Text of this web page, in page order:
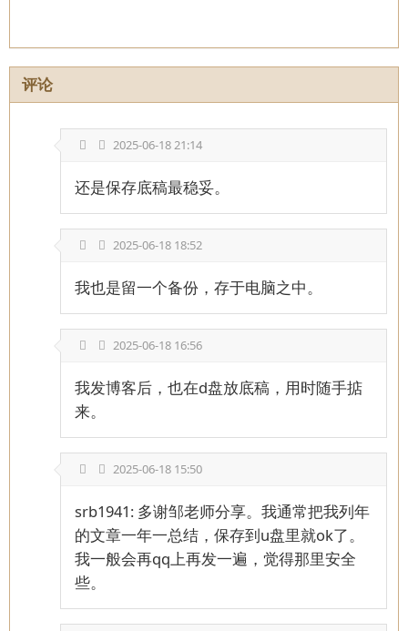
评论
2025-06-18 21:14
还是保存底稿最稳妥。
2025-06-18 18:52
我也是留一个备份，存于电脑之中。
2025-06-18 16:56
我发博客后，也在d盘放底稿，用时随手掂
来。
2025-06-18 15:50
srb1941: 多谢邹老师分享。我通常把我列年
的文章一年一总结，保存到u盘里就ok了。
我一般会再qq上再发一遍，觉得那里安全
些。